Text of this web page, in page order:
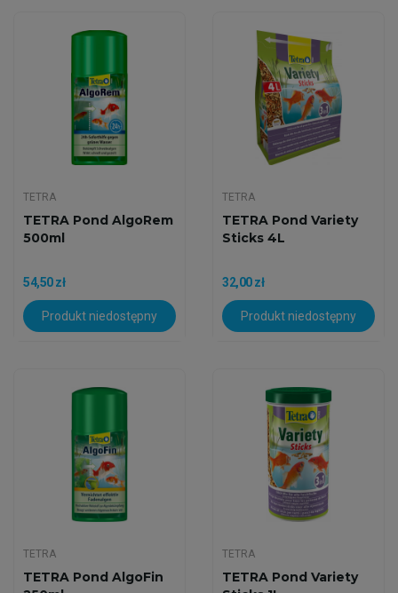
TETRA
TETRA Pond AlgoRem
500ml
54,50 zł
Produkt niedostępny
TETRA
TETRA Pond Variety
Sticks 4L
32,00 zł
Produkt niedostępny
TETRA
TETRA Pond AlgoFin
TETRA
TETRA Pond Variety